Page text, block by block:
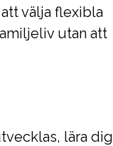
välja flexibla
utan att
lära dig